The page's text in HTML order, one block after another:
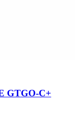
GTGO-C+